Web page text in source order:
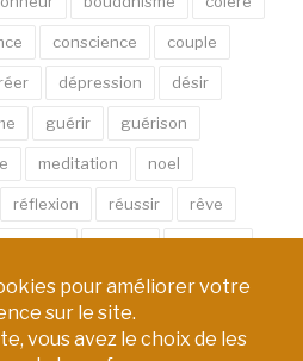
conscience couple
dépression désir
guérir guérison
meditation noel
réflexion réussir rêve
spirituel succès thérapie
énergie équilibre